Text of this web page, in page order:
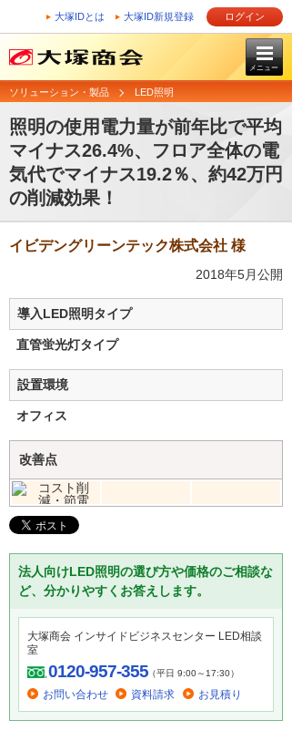
大塚IDとは 大塚ID新規登録 ログイン
メニュー
ソリューション・製品 LED照明
照明の使用電力量が前年比で平均
マイナス26.4%、フロア全体の電
気代でマイナス19.2％、約42万円
の削減効果！
イビデングリーンテック株式会社 様
2018年5月公開
導入LED照明タイプ
直管蛍光灯タイプ
設置環境
オフィス
改善点
法人向けLED照明の選び方や価格のご相談な
ど、分かりやすくお答えします。
大塚商会 インサイドビジネスセンター LED相談
室
0120-957-355（平日 9:00～17:30）
お問い合わせ 資料請求 お見積り